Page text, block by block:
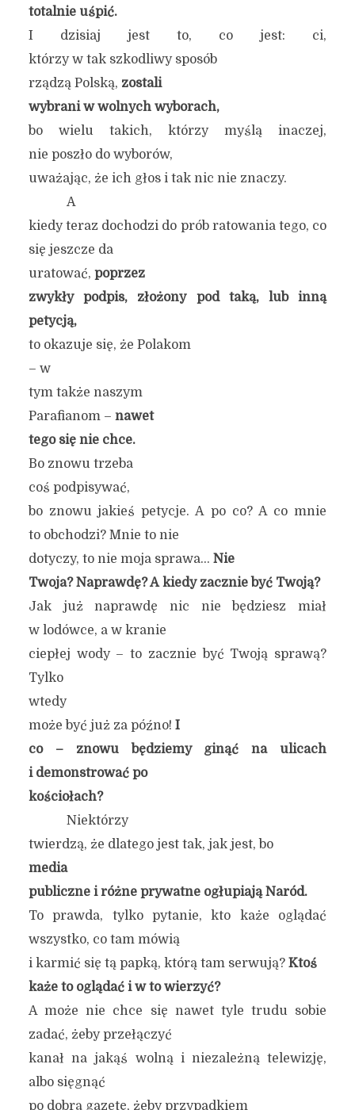
totalnie uśpić.
I dzisiaj jest to, co jest: ci,
którzy w tak szkodliwy sposób
rządzą Polską, zostali
wybrani w wolnych wyborach,
bo wielu takich, którzy myślą inaczej,
nie poszło do wyborów,
uważając, że ich głos i tak nic nie znaczy.
A
kiedy teraz dochodzi do prób ratowania tego, co
się jeszcze da
uratować, poprzez
zwykły podpis, złożony pod taką, lub inną
petycją,
to okazuje się, że Polakom
– w
tym także naszym
Parafianom – nawet
tego się nie chce.
Bo znowu trzeba
coś podpisywać,
bo znowu jakieś petycje. A po co? A co mnie
to obchodzi? Mnie to nie
dotyczy, to nie moja sprawa… Nie
Twoja? Naprawdę? A kiedy zacznie być Twoją?
Jak już naprawdę nic nie będziesz miał
w lodówce, a w kranie
ciepłej wody – to zacznie być Twoją sprawą?
Tylko
wtedy
może być już za późno! I
co – znowu będziemy ginąć na ulicach
i demonstrować po
kościołach?
Niektórzy
twierdzą, że dlatego jest tak, jak jest, bo
media
publiczne i różne prywatne ogłupiają Naród.
To prawda, tylko pytanie, kto każe oglądać
wszystko, co tam mówią
i karmić się tą papką, którą tam serwują? Ktoś
każe to oglądać i w to wierzyć?
A może nie chce się nawet tyle trudu sobie
zadać, żeby przełączyć
kanał na jakąś wolną i niezależną telewizję,
albo sięgnąć
po dobrą gazetę, żeby przypadkiem